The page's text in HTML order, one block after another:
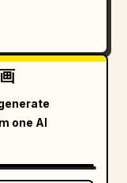
one AI